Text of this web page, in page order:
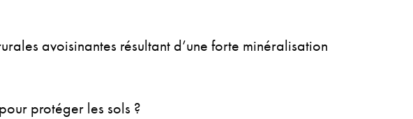
avoisinantes résultant d’une forte minéralisation
protéger les sols ?